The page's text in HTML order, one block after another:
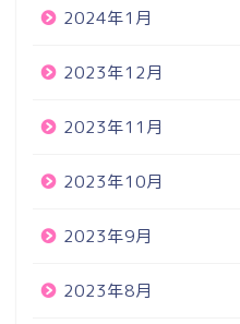
2024年1月
2023年12月
2023年11月
2023年10月
2023年9月
2023年8月